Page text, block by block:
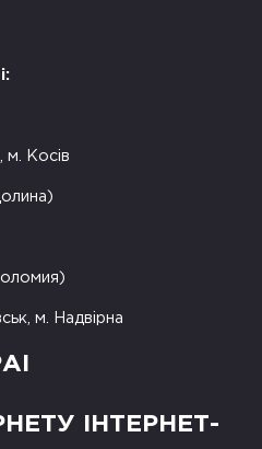
м. Косів
м. Надвірна
ІНТЕРНЕТ-